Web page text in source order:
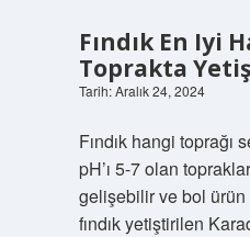
Fındık En Iyi
Toprakta
Tarih: Aralık 24, 2024
Fındık hangi toprağı
pH’ı 5-7 olan
gelişebilir ve bol
fındık yetiştirilen